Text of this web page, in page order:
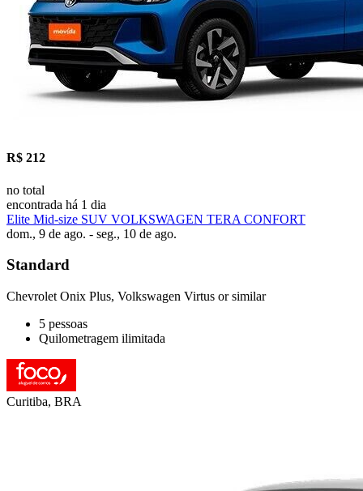
R$ 212
no total
encontrada há 1 dia
Elite Mid-size SUV VOLKSWAGEN TERA CONFORT
dom., 9 de ago. - seg., 10 de ago.
Standard
Chevrolet Onix Plus, Volkswagen Virtus or similar
5 pessoas
Quilometragem ilimitada
Curitiba, BRA